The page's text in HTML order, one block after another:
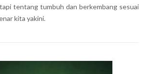
tentang tumbuh dan berkembang sesuai
kita yakini.